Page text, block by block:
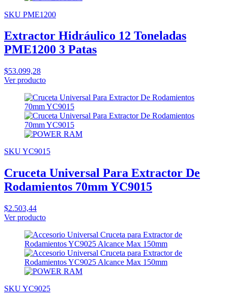
SKU PME1200
Extractor Hidráulico 12 Toneladas
PME1200 3 Patas
$53.099,28
Ver producto
SKU YC9015
Cruceta Universal Para Extractor De
Rodamientos 70mm YC9015
$2.503,44
Ver producto
SKU YC9025